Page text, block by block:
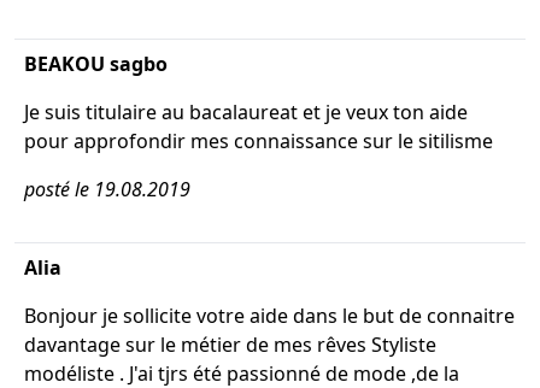
BEAKOU sagbo
Je suis titulaire au bacalaureat et je veux ton aide
pour approfondir mes connaissance sur le sitilisme
posté le 19.08.2019
Alia
Bonjour je sollicite votre aide dans le but de connaitre
davantage sur le métier de mes rêves Styliste
modéliste . J'ai tjrs été passionné de mode ,de la